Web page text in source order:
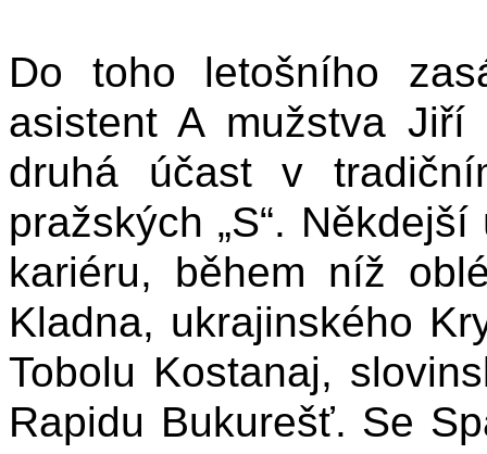
Do toho letošního
asistent A mužstva
druhá účast v
pražských „S“.
kariéru, během níž
Kladna, ukrajinského
Tobolu Kostanaj,
Rapidu Bukurešť. Se